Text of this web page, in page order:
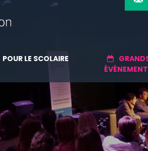
POUR LE SCOLAIRE